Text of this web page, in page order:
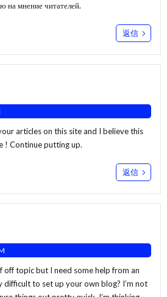
мнение читателей.
返信
articles on this site and I believe this
! Continue putting up.
返信
off topic but I need some help from an
difficult to set up your own blog? I’m not